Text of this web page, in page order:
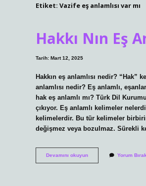
Etiket: Vazife eş anlamlısı var mı
Hakkı Nın Eş
Tarih: Mart 12, 2025
Hakkın eş anlamlısı nedir? “Hak”
anlamlısı nedir? Eş anlamlı,
hak eş anlamlı mı? Türk Dil
çıkıyor. Eş anlamlı kelimeler
kelimelerdir. Bu tür kelimeler
değişmez veya bozulmaz. Sürekli
Devamını okuyunHakkı
Nın
Yorum